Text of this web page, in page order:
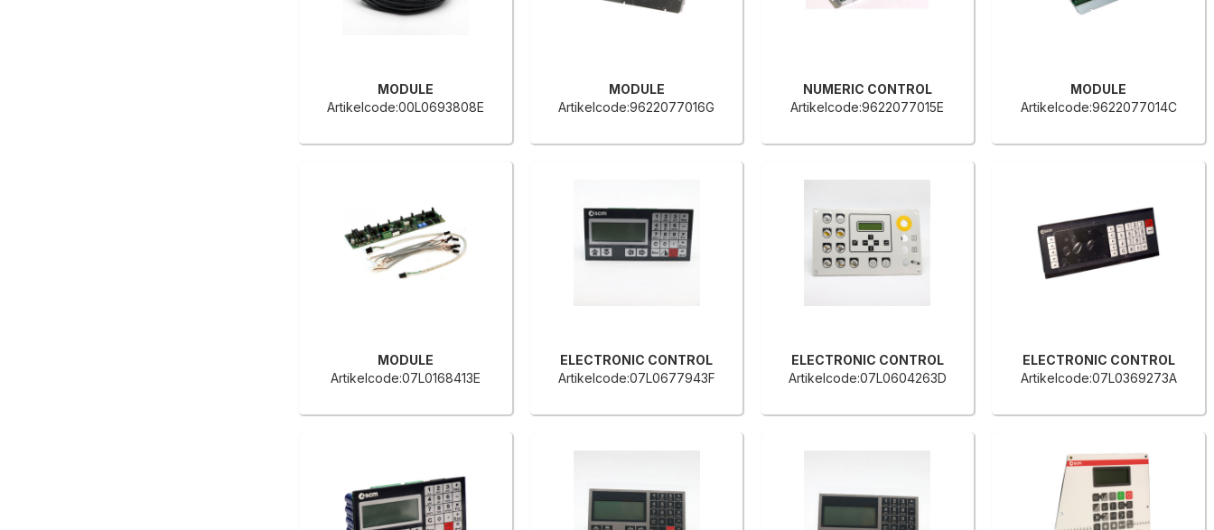
MODULE
Artikelcode:00L0693808E
MODULE
Artikelcode:9622077016G
NUMERIC CONTROL
Artikelcode:9622077015E
MODULE
Artikelcode:9622077014C
MODULE
Artikelcode:07L0168413E
ELECTRONIC CONTROL
Artikelcode:07L0677943F
ELECTRONIC CONTROL
Artikelcode:07L0604263D
ELECTRONIC CONTROL
Artikelcode:07L0369273A